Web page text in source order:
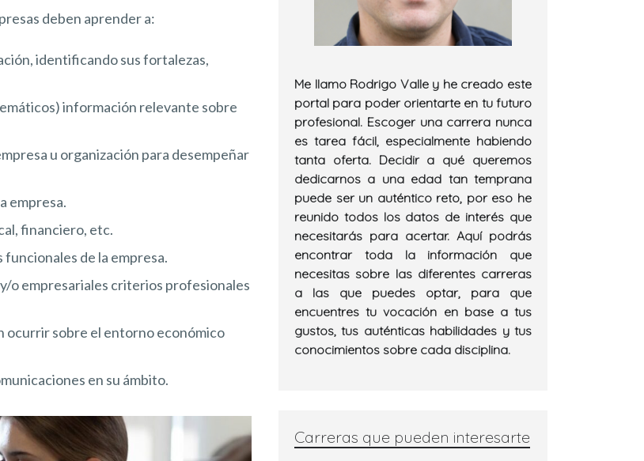
deben aprender a:
identificando sus fortalezas,
información relevante sobre
u organización para desempeñar
empresa.
financiero, etc.
de la empresa.
o empresariales criterios profesionales
ocurrir sobre el entorno económico
en su ámbito.
Me llamo Rodrigo Valle y he creado este
portal para poder orientarte en tu futuro
profesional. Escoger una carrera nunca
es tarea fácil, especialmente habiendo
tanta oferta. Decidir a qué queremos
dedicarnos a una edad tan temprana
puede ser un auténtico reto, por eso he
reunido todos los datos de interés que
necesitarás para acertar. Aquí podrás
encontrar toda la información que
necesitas sobre las diferentes carreras
a las que puedes optar, para que
encuentres tu vocación en base a tus
gustos, tus auténticas habilidades y tus
conocimientos sobre cada disciplina.
Carreras que pueden interesarte